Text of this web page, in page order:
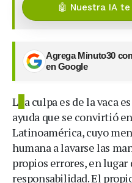
🤖 Nuestra IA
Agrega Minuto30
en Google
L a culpa es de la vaca
ayuda que se convirtió
Latinoamérica, cuyo
humana a lavarse las
propios errores, en lugar
responsabilidad. El